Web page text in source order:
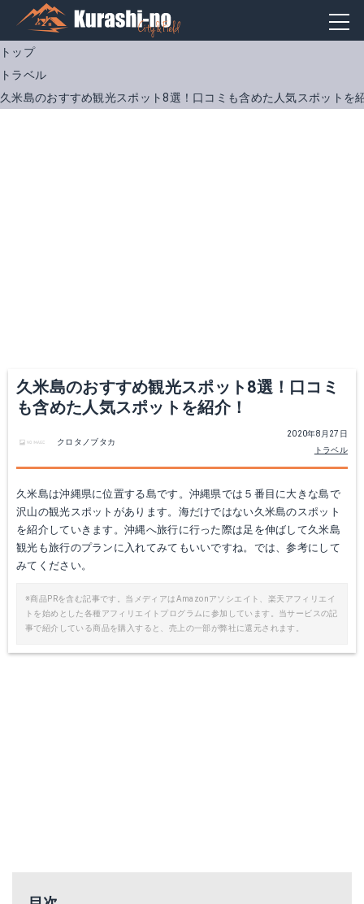
トップ
トラベル
久米島のおすすめ観光スポット8選！口コミも含めた人気スポットを
久米島のおすすめ観光スポット8選！口コミ
も含めた人気スポットを紹介！
2020年8月27日
トラベル
クロタノブタカ
久米島は沖縄県に位置する島です。沖縄県では５番目に大きな島で
沢山の観光スポットがあります。海だけではない久米島のスポット
を紹介していきます。沖縄へ旅行に行った際は足を伸ばして久米島
観光も旅行のプランに入れてみてもいいですね。では、参考にして
みてください。
※商品PRを含む記事です。当メディアはAmazonアソシエイト、楽天アフィリエイ
トを始めとした各種アフィリエイトプログラムに参加しています。当サービスの記
事で紹介している商品を購入すると、売上の一部が弊社に還元されます。